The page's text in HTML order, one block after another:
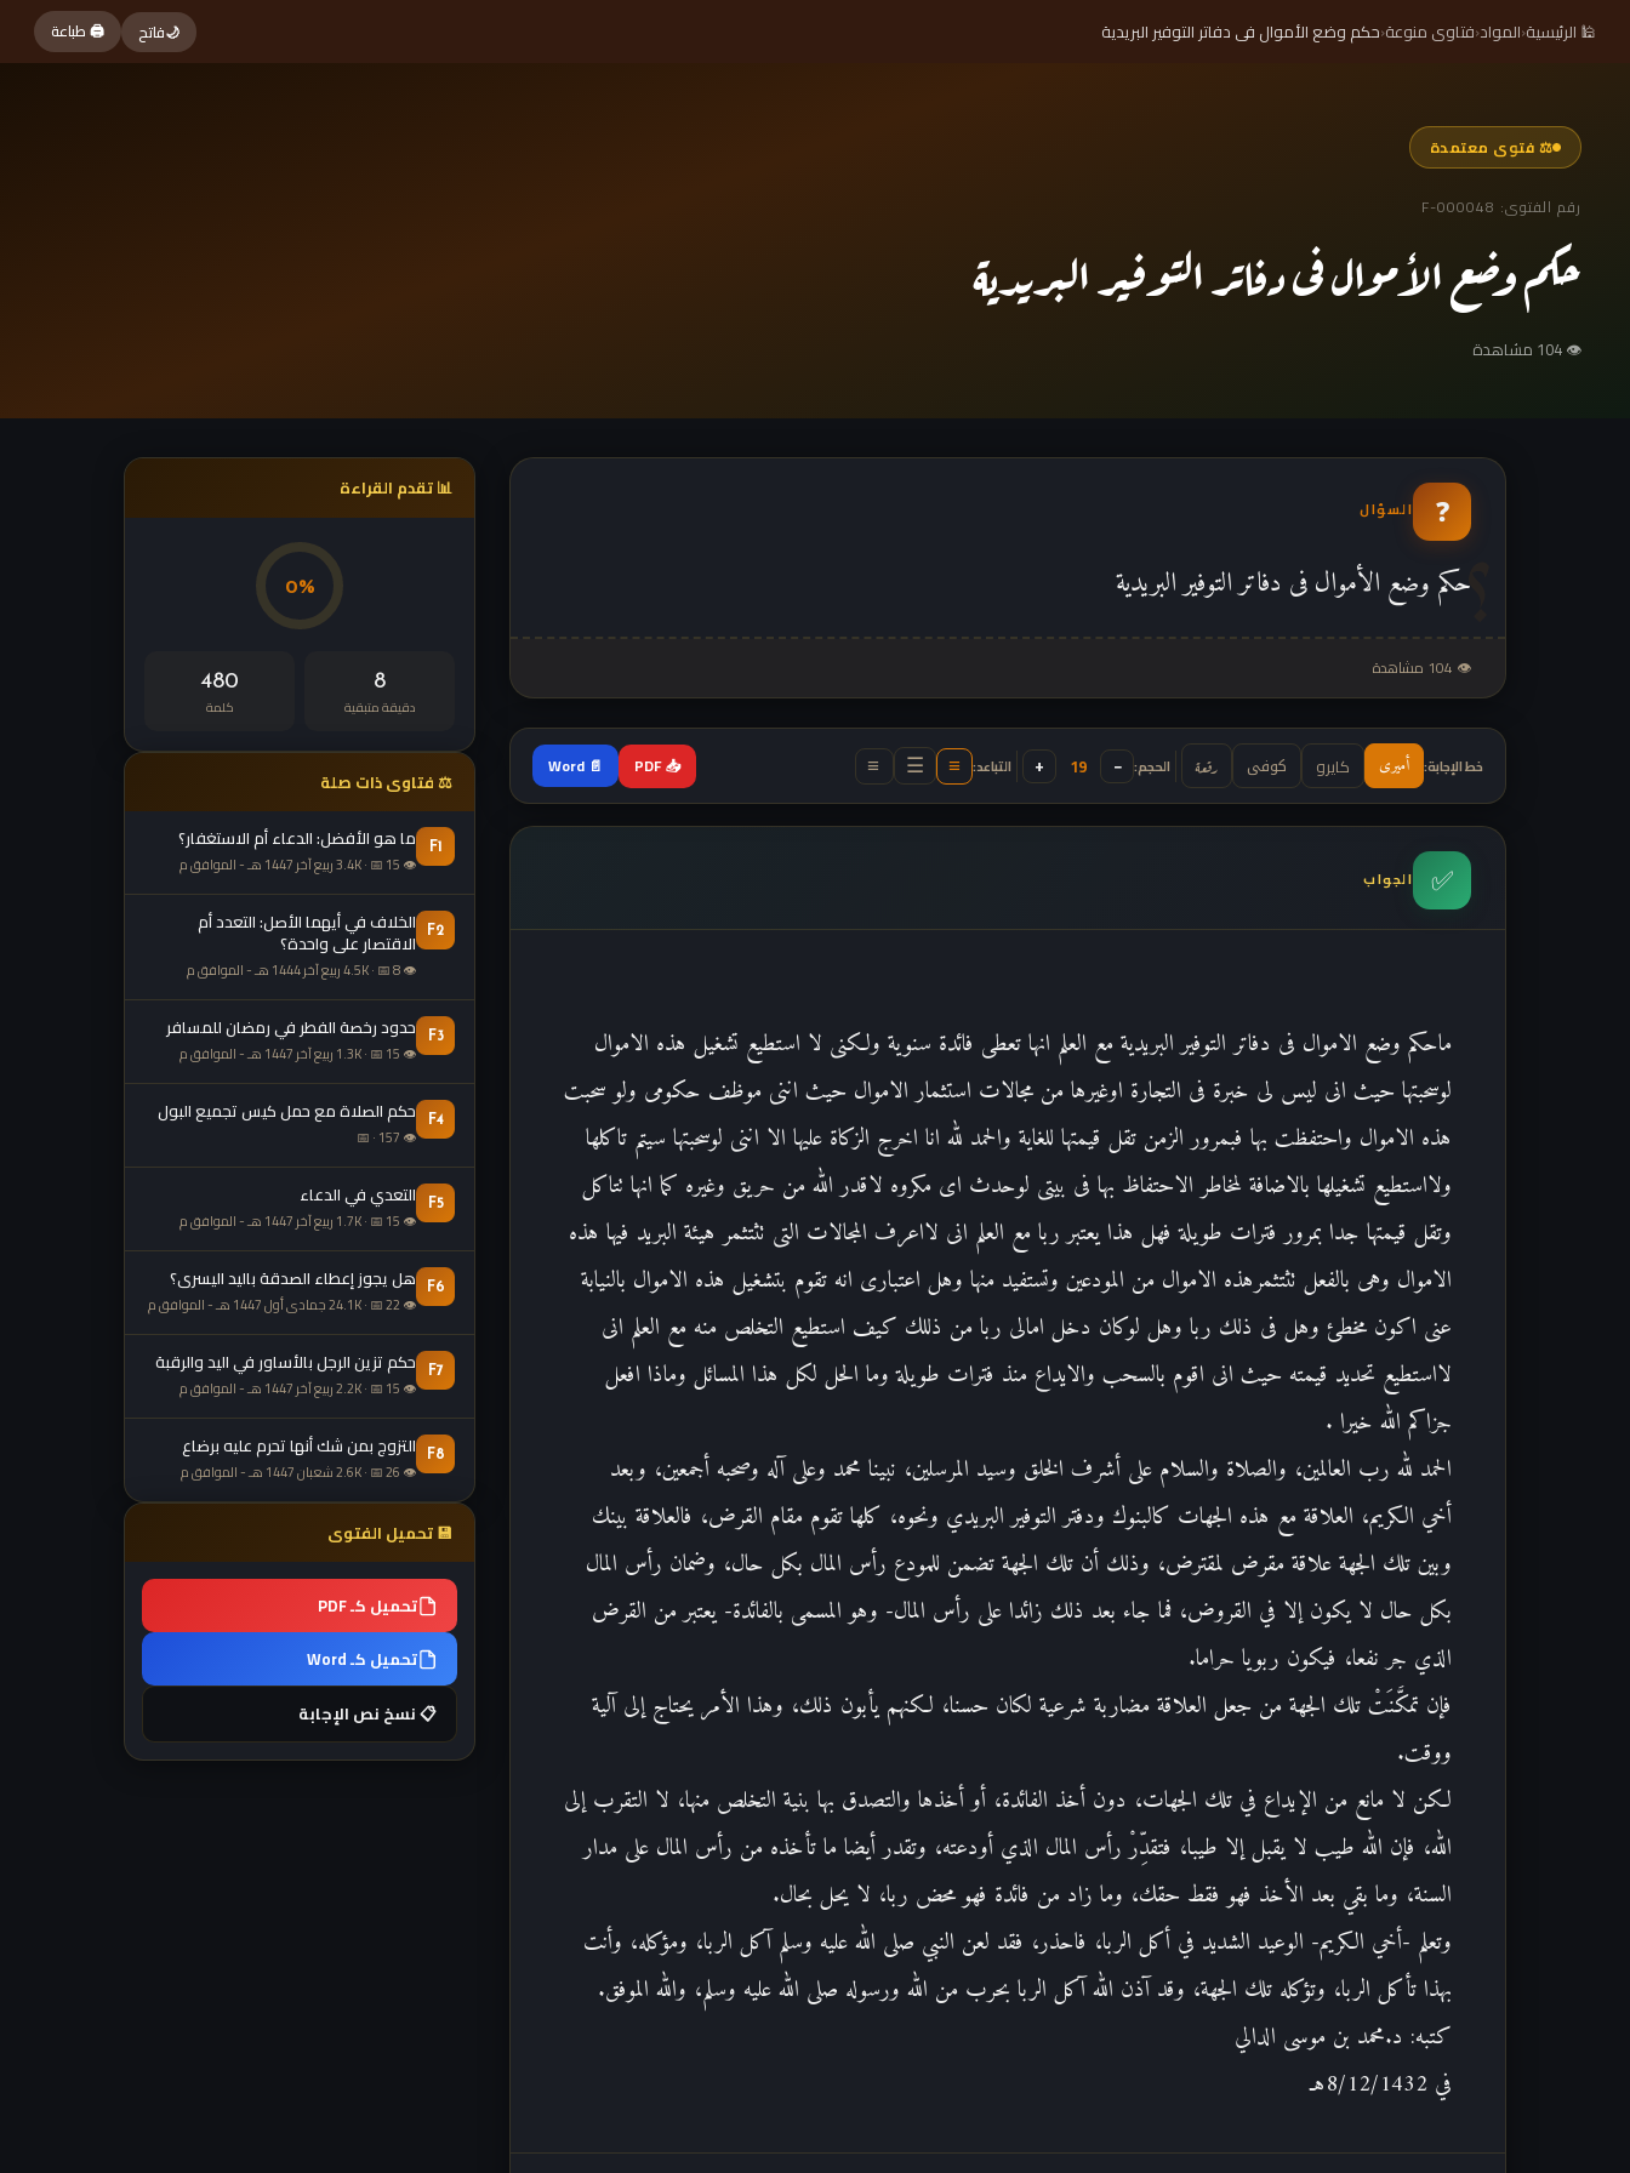
🕌 الرئيسية‹المواد‹فتاوى منوعة‹حكم وضع الأموال فى دفاتر التوفير البريدية 🌙فاتح 🖨 طباعة
⚖ فتوى معتمدة
رقم الفتوى: F-000048
حكم وضع الأموال فى دفاتر التوفير البريدية
👁 104 مشاهدة
❓ السؤال
حكم وضع الأموال فى دفاتر التوفير البريدية
👁 104 مشاهدة
خط الإجابة: أميرى كايرو كوفى رقعة الحجم: −
19
+ التباعد: ≡
☰
≡
📥 PDF
📄 Word
✅ الجواب
ماحكم وضع الاموال فى دفاتر التوفير البريدية مع العلم انها تعطى فائدة سنوية ولكنى لا استطيع تشغيل هذه الاموال
لوسحبتها حيث انى ليس لى خبرة فى التجارة اوغيرها من مجالات استثمار الاموال حيث اننى موظف حكومى ولو سحبت
هذه الاموال واحتفظت بها فبمرور الزمن تقل قيمتها للغاية والحمد لله انا اخرج الزكاة عليها الا اننى لوسحبتها سيتم تاكلها
ولااستطيع تشغيلها بالاضافة لمخاطر الاحتفاظ بها فى بيتى لوحدث اى مكروه لاقدر الله من حريق وغيره كما انها تتاكل
وتقل قيمتها جدا بمرور فترات طويلة فهل هذا يعتبر ربا مع العلم انى لااعرف المجالات التى تثتثمر هيئة البريد فيها هذه
الاموال وهى بالفعل تثتثمرهذه الاموال من المودعين وتستفيد منها وهل اعتبارى انه تقوم بتشغيل هذه الاموال بالنيابة
عنى اكون مخطئ وهل فى ذلك ربا وهل لوكان دخل امالى ربا من ذللك كيف استطيع التخلص منه مع العلم انى
لااستطيع تحديد قيمته حيث انى اقوم بالسحب والايداع منذ فترات طويلة وما الحل لكل هذا المسائل وماذا افعل
جزاكم الله خيرا .
الحمد لله رب العالمين، والصلاة والسلام على أشرف الخلق وسيد المرسلين، نبينا محمد وعلى آله وصحبه أجمعين، وبعد
أخي الكريم، العلاقة مع هذه الجهات كالبنوك ودفتر التوفير البريدي ونحوه، كلها تقوم مقام القرض، فالعلاقة بينك
وبين تلك الجهة علاقة مقرض لمقترض، وذلك أن تلك الجهة تضمن للمودع رأس المال بكل حال، وضمان رأس المال
بكل حال لا يكون إلا في القروض، فما جاء بعد ذلك زائدا على رأس المال- وهو المسمى بالفائدة- يعتبر من القرض
الذي جر نفعا، فيكون ربويا حراما.
فإن تمكَّنَتْ تلك الجهة من جعل العلاقة مضاربة شرعية لكان حسنا، لكنهم يأبون ذلك، وهذا الأمر يحتاج إلى آلية
ووقت.
لكن لا مانع من الإيداع في تلك الجهات، دون أخذ الفائدة، أو أخذها والتصدق بها بنية التخلص منها، لا التقرب إلى
الله، فإن الله طيب لا يقبل إلا طيبا، فتقدِّرْ رأس المال الذي أودعته، وتقدر أيضا ما تأخذه من رأس المال على مدار
السنة، وما بقي بعد الأخذ فهو فقط حقك، وما زاد من فائدة فهو محض ربا، لا يحل بحال.
وتعلم -أخي الكريم- الوعيد الشديد في أكل الربا، فاحذر، فقد لعن النبي صلى الله عليه وسلم آكل الربا، ومؤكله، وأنت
بهذا تأكل الربا، وتؤكله تلك الجهة، وقد آذن الله آكل الربا بحرب من الله ورسوله صلى الله عليه وسلم، والله الموفق.
كتبه: د.محمد بن موسى الدالي
في 8/12/1432هـ
📊 تقدم القراءة
0%
8
دقيقة متبقية
480
كلمة
⚖ فتاوى ذات صلة
F1 ما هو الأفضل: الدعاء أم الاستغفار؟
👁 3.4K · 📅 15 ربيع آخر 1447 هـ - الموافق م
F2 الخلاف في أيهما الأصل: التعدد أم
الاقتصار على واحدة؟
👁 4.5K · 📅 8 ربيع آخر 1444 هـ - الموافق م
F3 حدود رخصة الفطر في رمضان للمسافر
👁 1.3K · 📅 15 ربيع آخر 1447 هـ - الموافق م
F4 حكم الصلاة مع حمل كيس تجميع البول
👁 157 · 📅
F5 التعدي في الدعاء
👁 1.7K · 📅 15 ربيع آخر 1447 هـ - الموافق م
F6 هل يجوز إعطاء الصدقة باليد اليسرى؟
👁 24.1K · 📅 22 جمادى أول 1447 هـ - الموافق م
F7 حكم تزين الرجل بالأساور في اليد والرقبة
👁 2.2K · 📅 15 ربيع آخر 1447 هـ - الموافق م
F8 التزوج بمن شك أنها تحرم عليه برضاع
👁 2.6K · 📅 26 شعبان 1447 هـ - الموافق م
💾 تحميل الفتوى
تحميل كـ PDF
تحميل كـ Word
📋 نسخ نص الإجابة